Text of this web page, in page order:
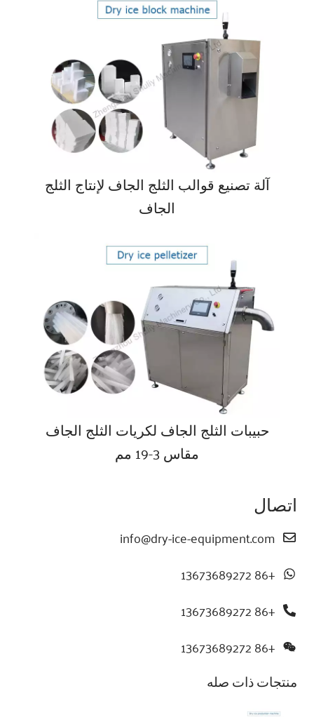
آلة تصنيع قوالب الثلج الجاف لإنتاج الثلج
الجاف
حبيبات الثلج الجاف لكريات الثلج الجاف
مقاس 3-19 مم
اتصال
info@dry-ice-equipment.com
+86 13673689272
+86 13673689272
+86 13673689272
منتجات ذات صله